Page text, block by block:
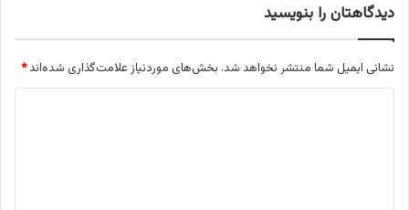
دیدگاهتان را بنویسید
نشانی ایمیل شما منتشر نخواهد شد. بخش‌های موردنیاز علامت‌گذاری شده‌اند*